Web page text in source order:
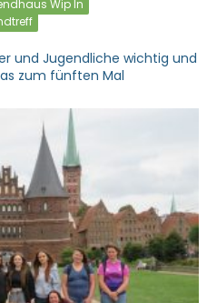
Wip In
und Jugendliche wichtig und
zum fünften Mal